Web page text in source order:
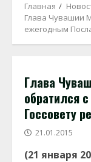
Главная
Глава Чувашии
ежегодным
Глава
обратился
Госсовету
21.01.2015
(21 января